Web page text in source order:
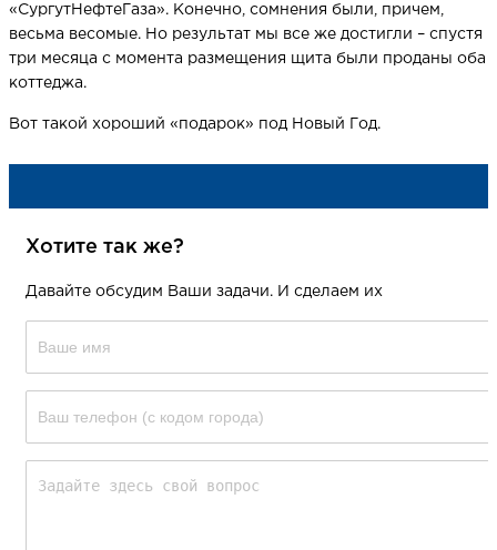
«СургутНефтеГаза». Конечно, сомнения были, причем,
весьма весомые. Но результат мы все же достигли – спустя
три месяца с момента размещения щита были проданы оба
коттеджа.
Вот такой хороший «подарок» под Новый Год.
Хотите так же?
Давайте обсудим Ваши задачи. И сделаем их